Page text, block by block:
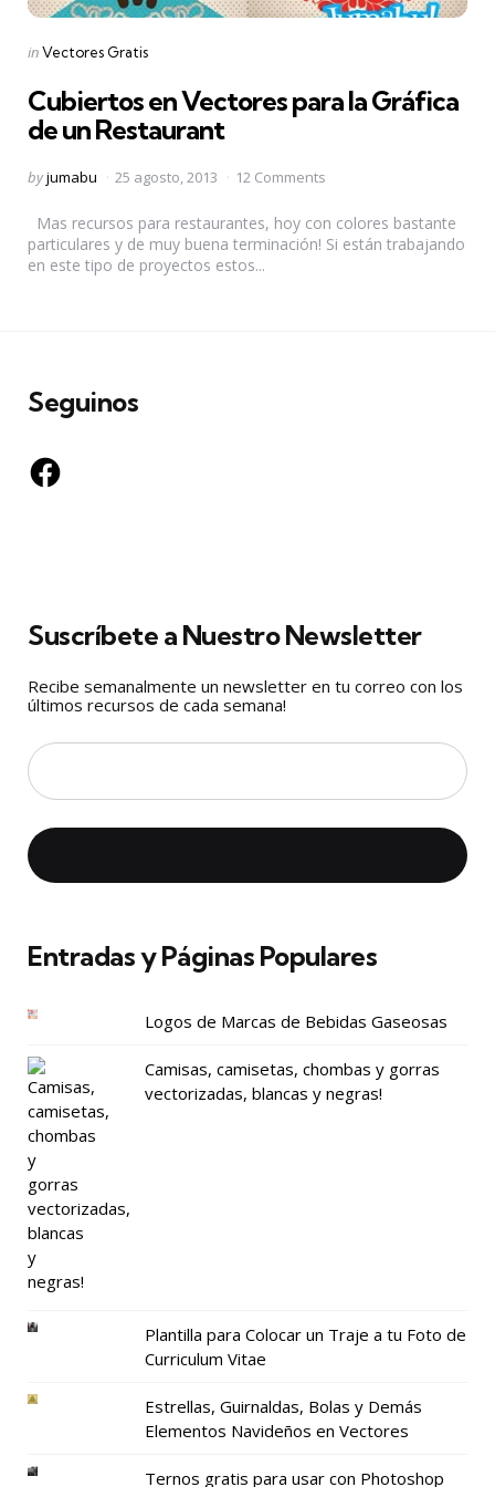
Categories
Posted
inVectores Gratis
Cubiertos en Vectores para la Gráfica
de un Restaurant
Posted
byjumabu 25 agosto, 2013 12 Comments
Mas recursos para restaurantes, hoy con colores bastante
particulares y de muy buena terminación! Si están trabajando
en este tipo de proyectos estos...
Seguinos
Facebook
Suscríbete a Nuestro Newsletter
Recibe semanalmente un newsletter en tu correo con los
últimos recursos de cada semana!
Entradas y Páginas Populares
Logos de Marcas de Bebidas Gaseosas
Camisas, camisetas, chombas y gorras
vectorizadas, blancas y negras!
Plantilla para Colocar un Traje a tu Foto de
Curriculum Vitae
Estrellas, Guirnaldas, Bolas y Demás
Elementos Navideños en Vectores
Ternos gratis para usar con Photoshop